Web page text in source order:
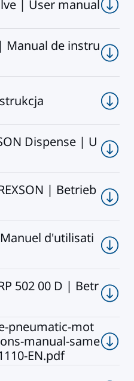
| User manual
Manual de instru
Dispense | U
| Betrieb
d'utilisati
502 00 D | Betr
pneumatic-mot
manual-same
EN.pdf